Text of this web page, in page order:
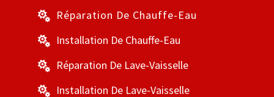
 Réparation De Chauffe-Eau
 Installation De Chauffe-Eau
 Réparation De Lave-Vaisselle
 Installation De Lave-Vaisselle